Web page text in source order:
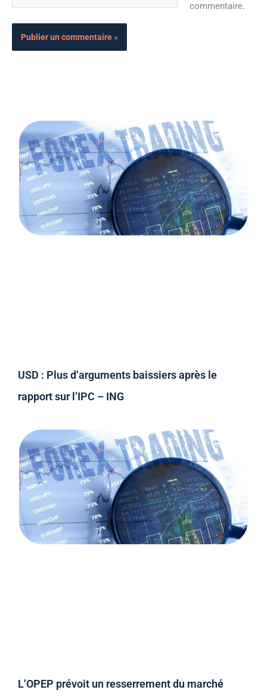
commentaire.
USD : Plus d’arguments baissiers après le
rapport sur l’IPC – ING
L’OPEP prévoit un resserrement du marché